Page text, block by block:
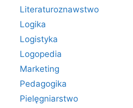
Literaturoznawstwo
Logika
Logistyka
Logopedia
Marketing
Pedagogika
Pielęgniarstwo